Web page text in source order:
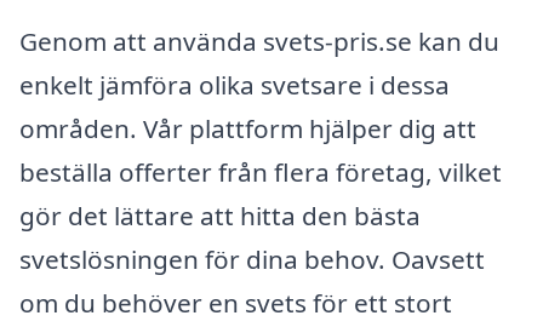
Genom att använda svets-pris.se kan du
enkelt jämföra olika svetsare i dessa
områden. Vår plattform hjälper dig att
beställa offerter från flera företag, vilket
gör det lättare att hitta den bästa
svetslösningen för dina behov. Oavsett
om du behöver en svets för ett stort